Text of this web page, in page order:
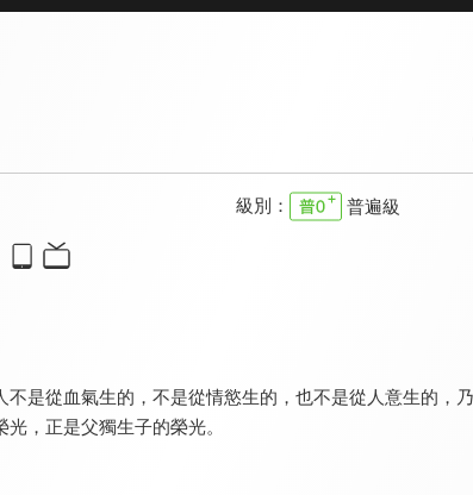
級別： 普遍級
是從血氣生的，不是從情慾生的，也不是從人意生的，
，正是父獨生子的榮光。